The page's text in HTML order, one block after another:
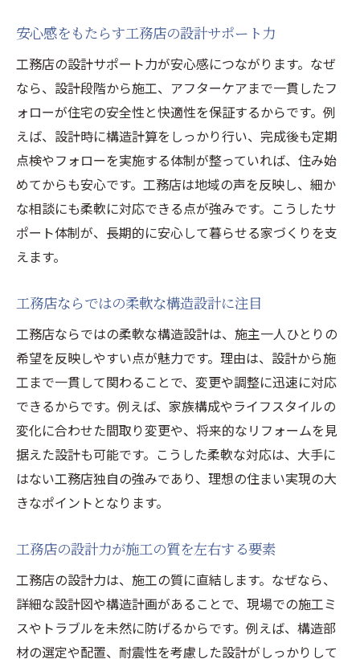
安心感をもたらす工務店の設計サポート力
工務店の設計サポート力が安心感につながります。なぜ
なら、設計段階から施工、アフターケアまで一貫したフ
ォローが住宅の安全性と快適性を保証するからです。例
えば、設計時に構造計算をしっかり行い、完成後も定期
点検やフォローを実施する体制が整っていれば、住み始
めてからも安心です。工務店は地域の声を反映し、細か
な相談にも柔軟に対応できる点が強みです。こうしたサ
ポート体制が、長期的に安心して暮らせる家づくりを支
えます。
工務店ならではの柔軟な構造設計に注目
工務店ならではの柔軟な構造設計は、施主一人ひとりの
希望を反映しやすい点が魅力です。理由は、設計から施
工まで一貫して関わることで、変更や調整に迅速に対応
できるからです。例えば、家族構成やライフスタイルの
変化に合わせた間取り変更や、将来的なリフォームを見
据えた設計も可能です。こうした柔軟な対応は、大手に
はない工務店独自の強みであり、理想の住まい実現の大
きなポイントとなります。
工務店の設計力が施工の質を左右する要素
工務店の設計力は、施工の質に直結します。なぜなら、
詳細な設計図や構造計画があることで、現場での施工ミ
スやトラブルを未然に防げるからです。例えば、構造部
材の選定や配置、耐震性を考慮した設計がしっかりして